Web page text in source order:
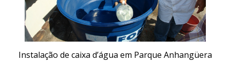
Instalação de caixa d’água em Parque Anhangüera